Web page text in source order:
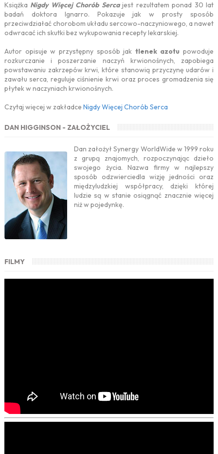
Książka Nigdy Więcej Chorób Sercajest rezultatem ponad 30 lat
badań doktora Ignarro. Pokazuje jak w prosty sposób
przeciwdziałać chorobom układu sercowo-naczyniowego, a nawet
odwracać ich skutki bez wykupowania recepty lekarskiej.
Autor opisuje w przystępny sposób jak tlenek azotu powoduje
rozkurczanie i poszerzanie naczyń krwionośnych, zapobiega
powstawaniu zakrzepów krwi, które stanowią przyczynę udarów i
zawału serca, reguluje ciśnienie krwi oraz proces gromadzenia się
płytek w naczyniach krwionośnych.
Czytaj więcej w zakładce Nigdy Więcej Chorób Serca
DAN HIGGINSON - ZAŁOŻYCIEL
Dan założył Synergy WorldWide w 1999 roku
z grupą znajomych, rozpoczynając dzieło
swojego życia. Nazwa firmy w najlepszy
sposób odzwierciedla wizję jedności oraz
międzyludzkiej współpracy, dzięki której
ludzie są w stanie osiągnąć znacznie więcej
niż w pojedynkę.
FILMY